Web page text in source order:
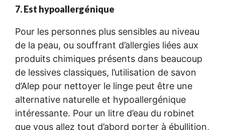
7. Est hypoallergénique
Pour les personnes plus sensibles au niveau
de la peau, ou souffrant d’allergies liées aux
produits chimiques présents dans beaucoup
de lessives classiques, l’utilisation de savon
d’Alep pour nettoyer le linge peut être une
alternative naturelle et hypoallergénique
intéressante. Pour un litre d’eau du robinet
que vous allez tout d’abord porter à ébullition,